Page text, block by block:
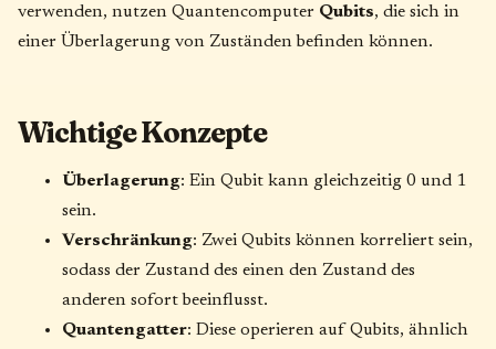
verwenden, nutzen Quantencomputer Qubits, die sich in
einer Überlagerung von Zuständen befinden können.
Wichtige Konzepte
Überlagerung: Ein Qubit kann gleichzeitig 0 und 1
sein.
Verschränkung: Zwei Qubits können korreliert sein,
sodass der Zustand des einen den Zustand des
anderen sofort beeinflusst.
Quantengatter: Diese operieren auf Qubits, ähnlich